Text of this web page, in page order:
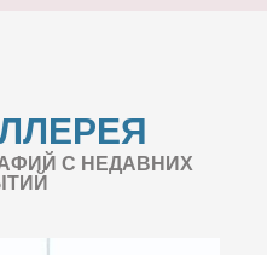
С НЕДАВНИХ